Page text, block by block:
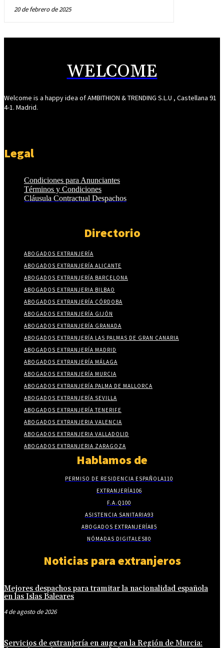
20 de febrero de 2025
WELCOME
Welcome is a happy idea of AMBITHION & TRENDING S.L.U , Castellana 91
4-1. Madrid.
Legal
Condiciones para Anunciantes
Términos y Condiciones
Cláusula Contractual Despachos
Directorio
ABOGADOS EXTRANJERÍA
ABOGADOS EXTRANJERÍA ALICANTE
ABOGADOS EXTRANJERÍA BARCELONA
ABOGADOS EXTRANJERIA BILBAO
ABOGADOS EXTRANJERÍA CÓRDOBA
ABOGADOS EXTRANJERÍA GIJÓN
ABOGADOS EXTRANJERÍA GRANADA
ABOGADOS EXTRANJERÍA LAS PALMAS DE GRAN CANARIA
ABOGADOS EXTRANJERÍA MADRID
ABOGADOS EXTRANJERÍA MÁLAGA
ABOGADOS EXTRANJERÍA MURCIA
ABOGADOS EXTRANJERÍA PALMA DE MALLORCA
ABOGADOS EXTRANJERÍA SEVILLA
ABOGADOS EXTRANJERÍA TENERIFE
ABOGADOS EXTRANJERIA VALENCIA
ABOGADOS EXTRANJERIA VALLADOLID
ABOGADOS EXTRANJERIA ZARAGOZA
Hablamos de
PERMISO DE RESIDENCIA ESPAÑOLA110
EXTRANJERÍA106
F.A.Q100
ASISTENCIA SANITARIA93
ABOGADOS EXTRANJERÍA85
NÓMADAS DIGITALES80
Noticias para extranjeros
Mejores despachos para tramitar la nacionalidad española
en las Islas Baleares
4 de agosto de 2026
Servicios de extranjería en auge en la Región de Murcia: